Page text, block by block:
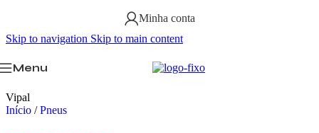
Minha conta
Skip to navigation Skip to main content
Menu
Vipal
Início / Pneus